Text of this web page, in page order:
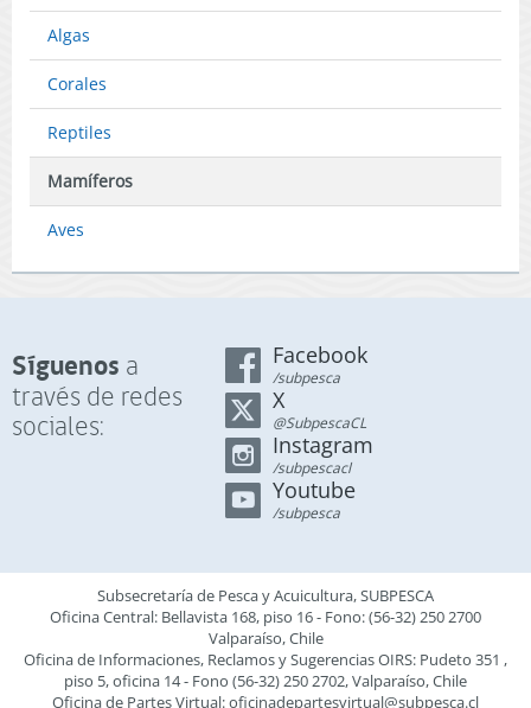
Algas
Corales
Reptiles
Mamíferos
Aves
Síguenos a
través de redes
sociales:
Facebook
/subpesca
X
@SubpescaCL
Instagram
/subpescacl
Youtube
/subpesca
Subsecretaría de Pesca y Acuicultura, SUBPESCA
Oficina Central: Bellavista 168, piso 16 - Fono: (56-32) 250 2700
Valparaíso, Chile
Oficina de Informaciones, Reclamos y Sugerencias OIRS: Pudeto 351 ,
piso 5, oficina 14 - Fono (56-32) 250 2702, Valparaíso, Chile
Oficina de Partes Virtual:oficinadepartesvirtual@subpesca.cl